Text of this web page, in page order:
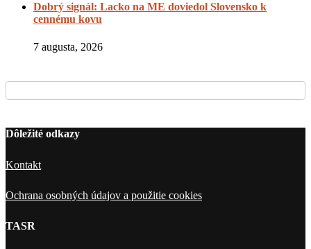
Dobrý signál: Lacko na ME doviedol Slovensko k
cennému kovu
7 augusta, 2026
Dôležité odkazy
Kontakt
Ochrana osobných údajov a použitie cookies
TASR